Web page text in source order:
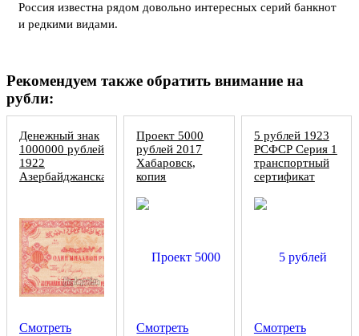
Россия известна рядом довольно интересных серий банкнот
и редкими видами.
Рекомендуем также обратить внимание на
рубли:
Денежный знак
1000000 рублей
1922
Азербайджанская
Смотреть
Проект 5000
рублей 2017
Хабаровск,
копия
Смотреть
5 рублей 1923
РСФСР Серия 1
транспортный
сертификат
Смотреть